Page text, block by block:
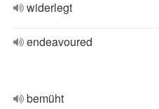
widerlegt
endeavoured
bemüht